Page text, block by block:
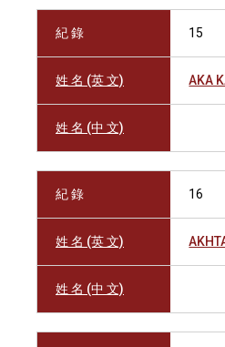
紀 錄 15
姓 名 (英 文) AKA
姓 名 (中 文)
紀 錄 16
姓 名 (英 文)
姓 名 (中 文)